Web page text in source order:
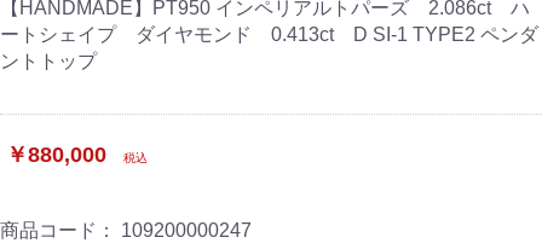
【HANDMADE】PT950 インペリアルトパーズ 2.086ct ハ
ートシェイプ ダイヤモンド 0.413ct D SI-1 TYPE2 ペンダ
ントトップ
￥880,000 税込
商品コード： 109200000247